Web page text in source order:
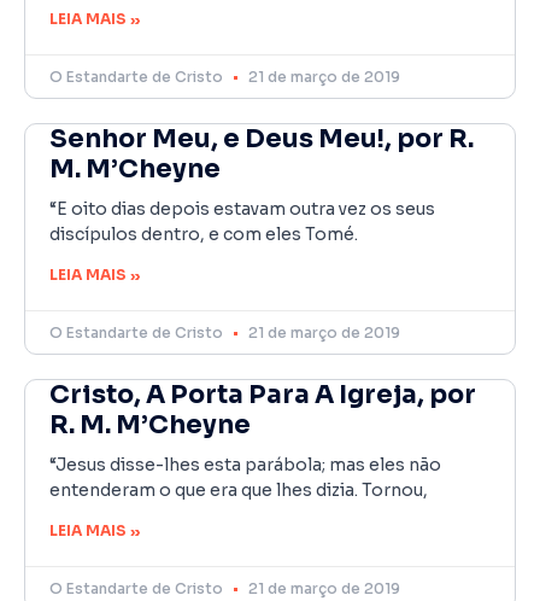
LEIA MAIS »
O Estandarte de Cristo 21 de março de 2019
Senhor Meu, e Deus Meu!, por R.
M. M’Cheyne
“E oito dias depois estavam outra vez os seus
discípulos dentro, e com eles Tomé.
LEIA MAIS »
O Estandarte de Cristo 21 de março de 2019
Cristo, A Porta Para A Igreja, por
R. M. M’Cheyne
“Jesus disse-lhes esta parábola; mas eles não
entenderam o que era que lhes dizia. Tornou,
LEIA MAIS »
O Estandarte de Cristo 21 de março de 2019